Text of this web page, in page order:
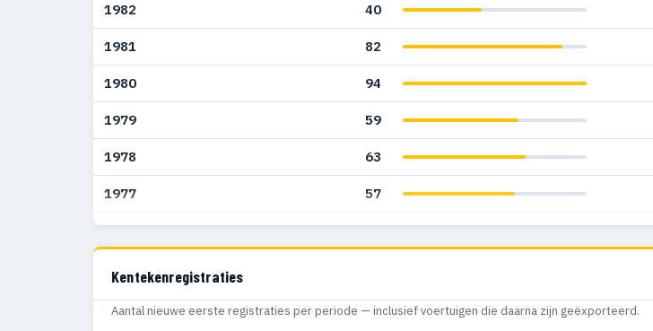
1982 40
1981 82
1980 94
1979 59
1978 63
1977 57
1976 32
1974 22
Kentekenregistraties
Aantal nieuwe eerste registraties per periode — inclusief voertuigen die daarna zijn geëxporteerd.